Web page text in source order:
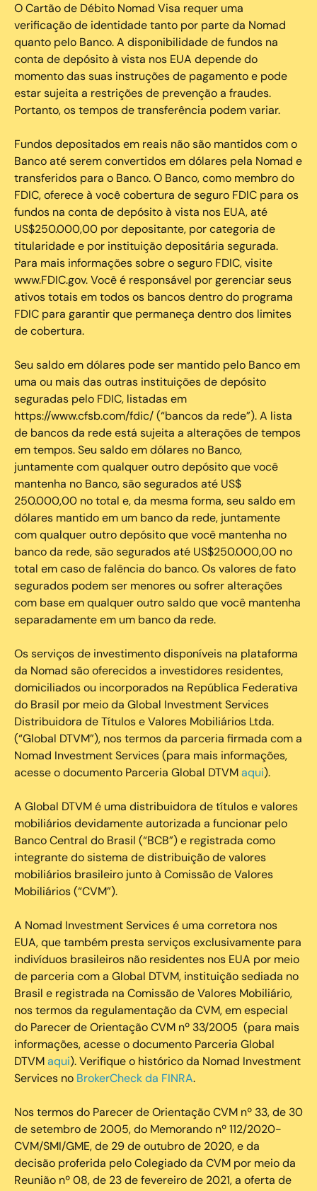
O Cartão de Débito Nomad Visa requer uma
verificação de identidade tanto por parte da Nomad
quanto pelo Banco. A disponibilidade de fundos na
conta de depósito à vista nos EUA depende do
momento das suas instruções de pagamento e pode
estar sujeita a restrições de prevenção a fraudes.
Portanto, os tempos de transferência podem variar.
Fundos depositados em reais não são mantidos com o
Banco até serem convertidos em dólares pela Nomad e
transferidos para o Banco. O Banco, como membro do
FDIC, oferece à você cobertura de seguro FDIC para os
fundos na conta de depósito à vista nos EUA, até
US$250.000,00 por depositante, por categoria de
titularidade e por instituição depositária segurada.
Para mais informações sobre o seguro FDIC, visite
www.FDIC.gov. Você é responsável por gerenciar seus
ativos totais em todos os bancos dentro do programa
FDIC para garantir que permaneça dentro dos limites
de cobertura.
Seu saldo em dólares pode ser mantido pelo Banco em
uma ou mais das outras instituições de depósito
seguradas pelo FDIC, listadas em
https://www.cfsb.com/fdic/ (“bancos da rede”). A lista
de bancos da rede está sujeita a alterações de tempos
em tempos. Seu saldo em dólares no Banco,
juntamente com qualquer outro depósito que você
mantenha no Banco, são segurados até US$
250.000,00 no total e, da mesma forma, seu saldo em
dólares mantido em um banco da rede, juntamente
com qualquer outro depósito que você mantenha no
banco da rede, são segurados até US$250.000,00 no
total em caso de falência do banco. Os valores de fato
segurados podem ser menores ou sofrer alterações
com base em qualquer outro saldo que você mantenha
separadamente em um banco da rede.
Os serviços de investimento disponíveis na plataforma
da Nomad são oferecidos a investidores residentes,
domiciliados ou incorporados na República Federativa
do Brasil por meio da Global Investment Services
Distribuidora de Títulos e Valores Mobiliários Ltda.
(“Global DTVM”), nos termos da parceria firmada com a
Nomad Investment Services (para mais informações,
acesse o documento Parceria Global DTVMaqui).
A Global DTVM é uma distribuidora de títulos e valores
mobiliários devidamente autorizada a funcionar pelo
Banco Central do Brasil (“BCB”) e registrada como
integrante do sistema de distribuição de valores
mobiliários brasileiro junto à Comissão de Valores
Mobiliários (“CVM”).
‍A Nomad Investment Services é uma corretora nos
EUA, que também presta serviços exclusivamente para
indivíduos brasileiros não residentes nos EUA por meio
de parceria com a Global DTVM, instituição sediada no
Brasil e registrada na Comissão de Valores Mobiliário,
nos termos da regulamentação da CVM, em especial
do Parecer de Orientação CVM nº 33/2005 (para mais
informações, acesse o documento Parceria Global
DTVMaqui). Verifique o histórico da Nomad Investment
Services no BrokerCheck da FINRA.
Nos termos do Parecer de Orientação CVM nº 33, de 30
de setembro de 2005, do Memorando nº 112/2020-
CVM/SMI/GME, de 29 de outubro de 2020, e da
decisão proferida pelo Colegiado da CVM por meio da
Reunião nº 08, de 23 de fevereiro de 2021, a oferta de